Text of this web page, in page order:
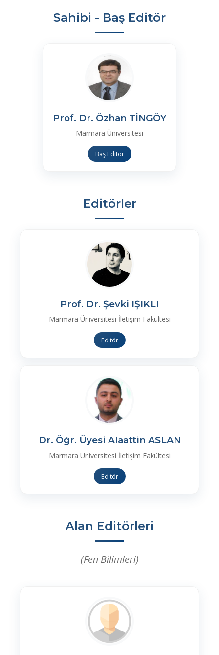
Sahibi - Baş Editör
Prof. Dr. Özhan TİNGÖY
Marmara Üniversitesi
Baş Editör
Editörler
Prof. Dr. Şevki IŞIKLI
Marmara Üniversitesi İletişim Fakültesi
Editör
Dr. Öğr. Üyesi Alaattin ASLAN
Marmara Üniversitesi İletişim Fakültesi
Editör
Alan Editörleri
(Fen Bilimleri)